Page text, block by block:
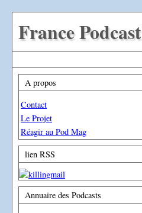
France Podcast
A propos
Contact
Le Projet
Réagir au Pod Mag
lien RSS
Annuaire des Podcasts